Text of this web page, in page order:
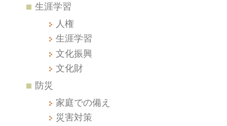
生涯学習
人権
生涯学習
文化振興
文化財
防災
家庭での備え
災害対策